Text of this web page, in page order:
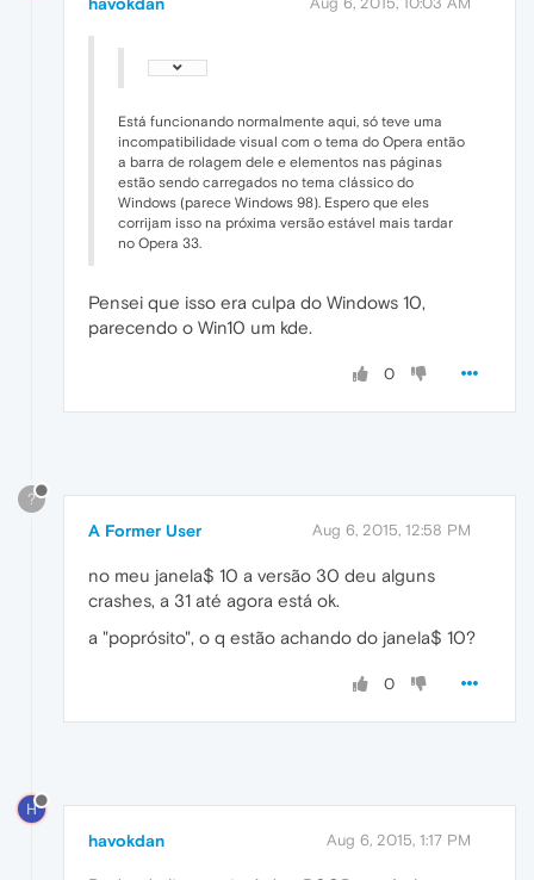
havokdan
Está funcionando normalmente aqui, só teve uma
incompatibilidade visual com o tema do Opera então
a barra de rolagem dele e elementos nas páginas
estão sendo carregados no tema clássico do
Windows (parece Windows 98). Espero que eles
corrijam isso na próxima versão estável mais tardar
no Opera 33.
Pensei que isso era culpa do Windows 10,
parecendo o Win10 um kde.
0
?
A Former User Aug 6, 2015, 12:58 PM
no meu janela$ 10 a versão 30 deu alguns
crashes, a 31 até agora está ok.
a "poprósito", o q estão achando do janela$ 10?
0
H
havokdan Aug 6, 2015, 1:17 PM